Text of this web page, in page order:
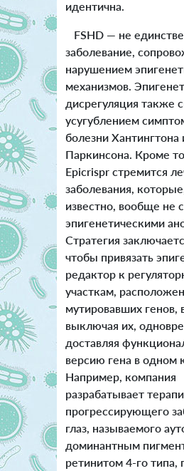
идентична.
FSHD — не
заболевание,
нарушением
механизмов.
дисрегуляция также
усугублением
болезни Хантингтона
Паркинсона. Кроме
Epicrispr стремится
заболевания,
известно, вообще не
эпигенетическими
Стратегия
чтобы привязать
редактор к
участкам,
мутировавших генов,
выключая их,
доставляя
версию гена в одном
Например, компания
разрабатывает
прогрессирующего
глаз, называемого
доминантным
ретинитом 4-го типа,